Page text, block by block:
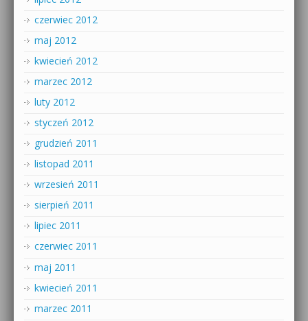
czerwiec 2012
maj 2012
kwiecień 2012
marzec 2012
luty 2012
styczeń 2012
grudzień 2011
listopad 2011
wrzesień 2011
sierpień 2011
lipiec 2011
czerwiec 2011
maj 2011
kwiecień 2011
marzec 2011